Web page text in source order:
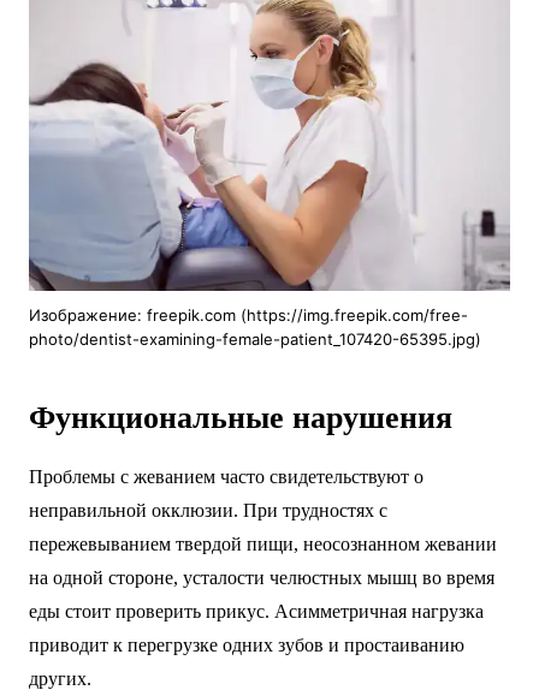
Изображение: freepik.com (https://img.freepik.com/free-
photo/dentist-examining-female-patient_107420-65395.jpg)
Функциональные нарушения
Проблемы с жеванием часто свидетельствуют о
неправильной окклюзии. При трудностях с
пережевыванием твердой пищи, неосознанном жевании
на одной стороне, усталости челюстных мышц во время
еды стоит проверить прикус. Асимметричная нагрузка
приводит к перегрузке одних зубов и простаиванию
других.